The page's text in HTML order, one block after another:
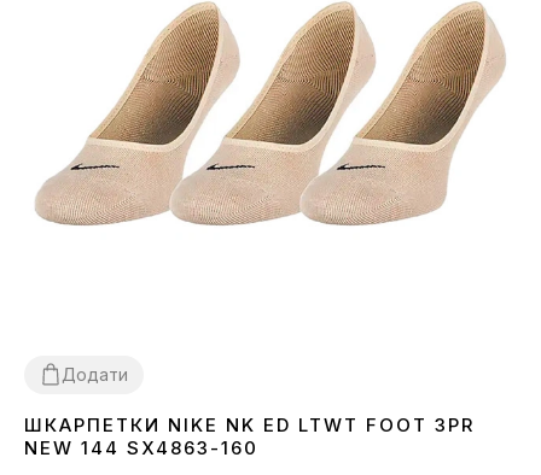
Додати
30-34 34-38
ШКАРПЕТКИ NIKE NK ED LTWT FOOT 3PR
NEW 144 SX4863-160